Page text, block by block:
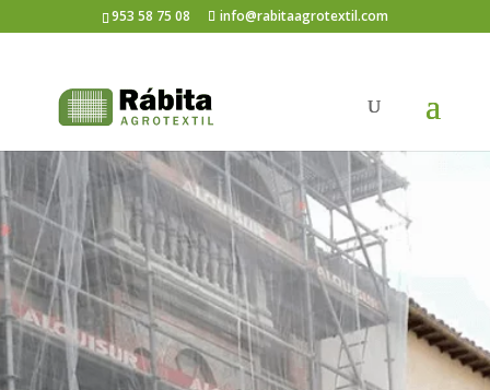
953 58 75 08 info@rabitaagrotextil.com
Construction
Il s’agit d’un agrotextile
dont les caractéristiques
sont très similaires à celles